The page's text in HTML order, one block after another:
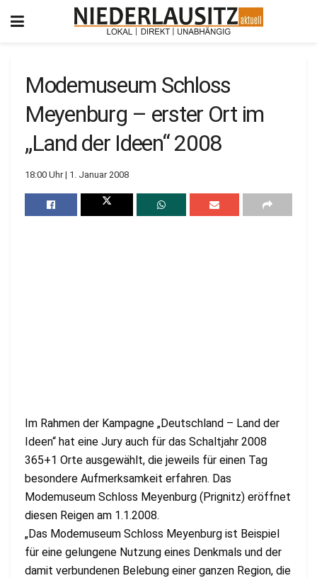
Modemuseum Schloss
Meyenburg – erster Ort im
„Land der Ideen“ 2008
18:00 Uhr | 1. Januar 2008
Im Rahmen der Kampagne „Deutschland – Land der
Ideen“ hat eine Jury auch für das Schaltjahr 2008
365+1 Orte ausgewählt, die jeweils für einen Tag
besondere Aufmerksamkeit erfahren. Das
Modemuseum Schloss Meyenburg (Prignitz) eröffnet
diesen Reigen am 1.1.2008.
„Das Modemuseum Schloss Meyenburg ist Beispiel
für eine gelungene Nutzung eines Denkmals und der
damit verbundenen Belebung einer ganzen Region, die